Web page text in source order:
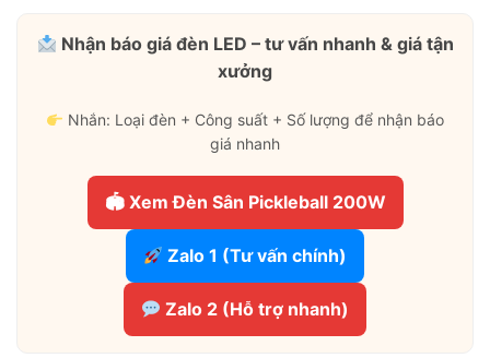
Nhận báo giá đèn LED – tư vấn nhanh & giá tận
xưởng
Nhắn: Loại đèn + Công suất + Số lượng để nhận báo
giá nhanh
🏟 Xem Đèn Sân Pickleball 200W
Zalo 1 (Tư vấn chính)
Zalo 2 (Hỗ trợ nhanh)